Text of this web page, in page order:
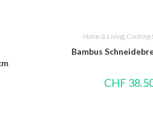
Home & Living, Cooking
Bambus
CHF